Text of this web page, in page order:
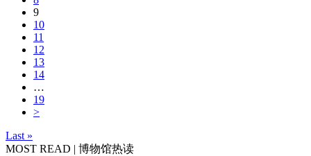
9
10
11
12
13
14
…
19
>
Last »
MOST READ | 博物馆热读